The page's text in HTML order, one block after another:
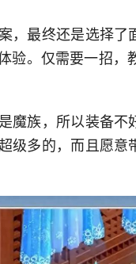
，最终还是选择
验。仅需要一招，
魔族，所以装备不
级多的，而且愿